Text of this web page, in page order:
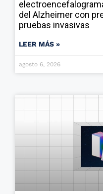
del Alzheimer con
pruebas invasivas
LEER MÁS »
agosto 6, 2026